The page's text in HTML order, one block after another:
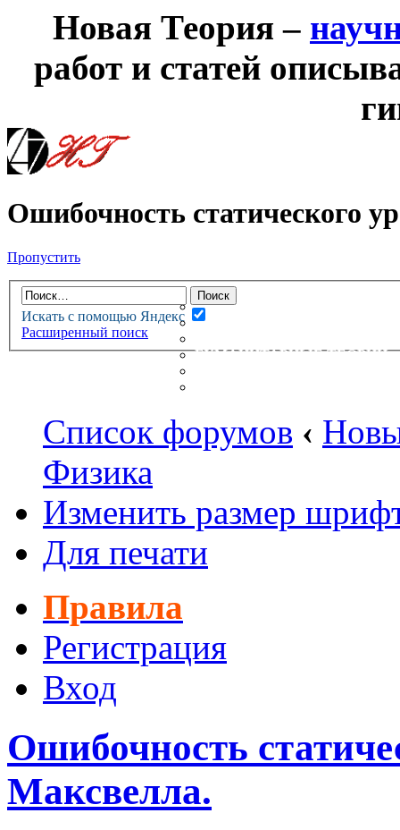
Новая Теория –
работ и статей
Ошибочность статического
Пропустить
Искать с помощью Яндекс
Расширенный поиск
НОВАЯ ТЕОРИЯФОРУМ
НОВЫЕ СООБЩЕНИЯ
НЕПРОЧИТАННЫЕ
ГУМАНИТАРНЫЕ ТЕОРИИ
Список форумов ‹
Физика
Изменить размер
Для печати
Правила
Регистрация
Вход
Ошибочность
Максвелла.